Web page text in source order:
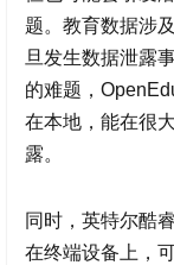
题。教育数据涉
旦发生数据泄露
的难题，
在本地，能在很
露。
同时，英特尔酷
在终端设备上，